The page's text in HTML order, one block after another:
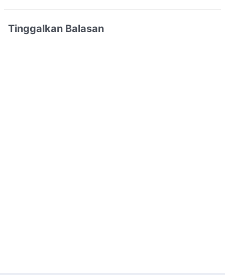
Tinggalkan Balasan